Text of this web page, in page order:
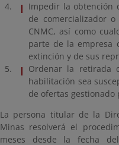
Impedir la obtención
de comercializador
CNMC, así como
parte de la empresa
extinción y de sus
Ordenar la retirada
habilitación sea
de ofertas gestionado
La persona titular de la
Minas resolverá el
meses desde la fecha